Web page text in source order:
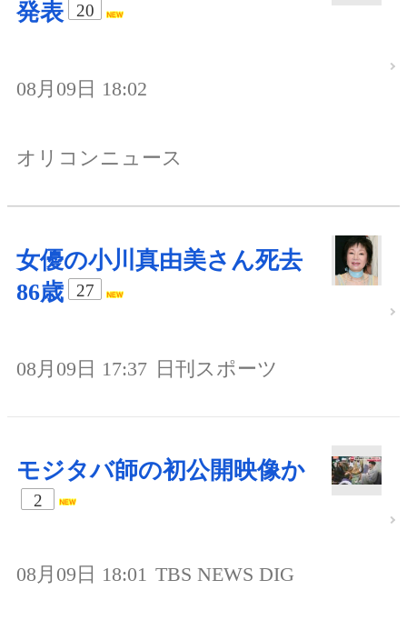
発表 20
08月09日 18:02
オリコンニュース
女優の小川真由美さん死去
86歳
27
08月09日 17:37 日刊スポーツ
モジタバ師の初公開映像か
2
08月09日 18:01 TBS NEWS DIG